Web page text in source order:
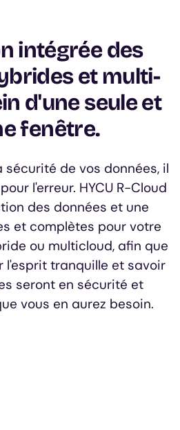
intégrée des
et multi-
d'une seule et
fenêtre.
sécurité de vos données, il
l'erreur. HYCU R-Cloud
des données et une
et complètes pour votre
ou multicloud, afin que
l'esprit tranquille et savoir
seront en sécurité et
vous en aurez besoin.